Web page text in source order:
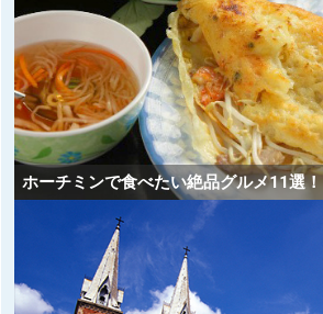
ホーチミンで食べたい絶品グルメ11選！